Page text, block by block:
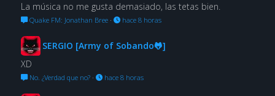
La música no me gusta demasiado, las tetas bien.
Quake FM: Jonathan Bree· hace 8 horas
SERGIO [Army of Sobando🐸]
XD
No. ¿Verdad que no?· hace 8 horas